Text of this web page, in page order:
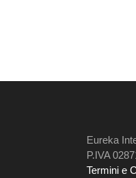
Eureka
P.IVA
Termini e